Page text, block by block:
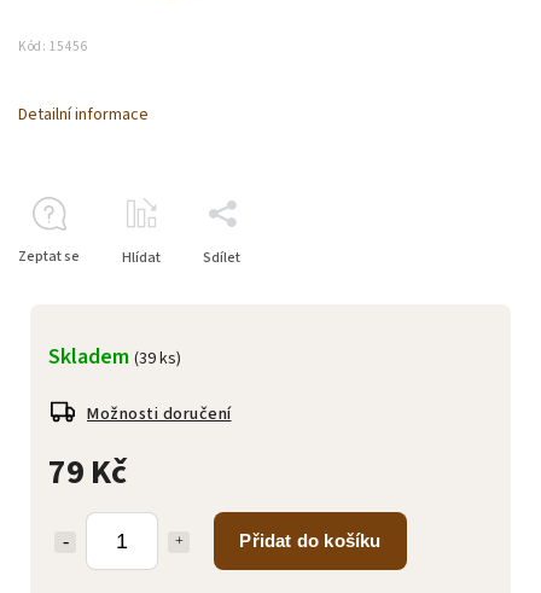
Kód: 15456
79 Kč
Přidat do košíku
Skladem (39 ks)
Možnosti doručení
Detailní informace
Zeptat se Hlídat Sdílet